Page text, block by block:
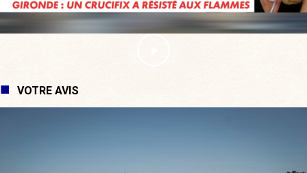
VOTRE AVIS